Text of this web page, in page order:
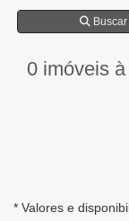
Buscar
0 imóveis
* Valores e